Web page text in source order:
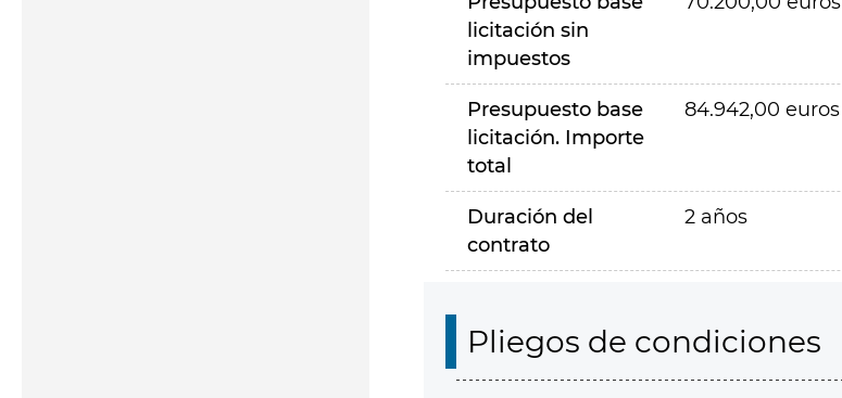
licitación sin
impuestos
Presupuesto base
licitación. Importe
total
84.942,00 euros
Duración del
contrato
2 años
Pliegos de condiciones